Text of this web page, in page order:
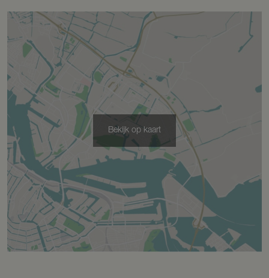
Garage
Capaciteit 2 auto's
Voorzieningen
Parkeergelegenheid
Soort parkeergelegenheid Op eigen terrein
Bekijk op kaart